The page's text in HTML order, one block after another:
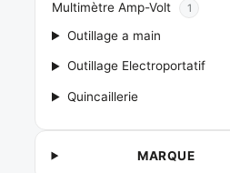
Multimètre Amp-Volt 1
Outillage a main
Outillage Electroportatif
Quincaillerie
MARQUE